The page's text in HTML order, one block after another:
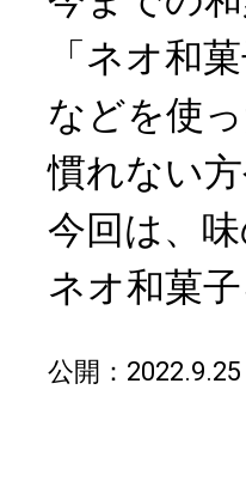
「ネオ和
などを使
慣れない
今回は、
ネオ和菓
公開：2022.9.25